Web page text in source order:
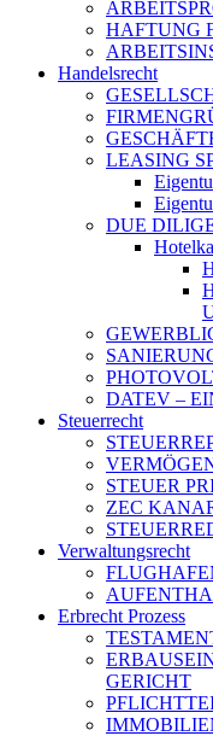
HAFTUNG
Handelsrecht
LEASING
DUE
DATEV –
Steuerrecht
STEUER
ZEC
Verwaltungsrecht
Erbrecht Prozess
GERICHT